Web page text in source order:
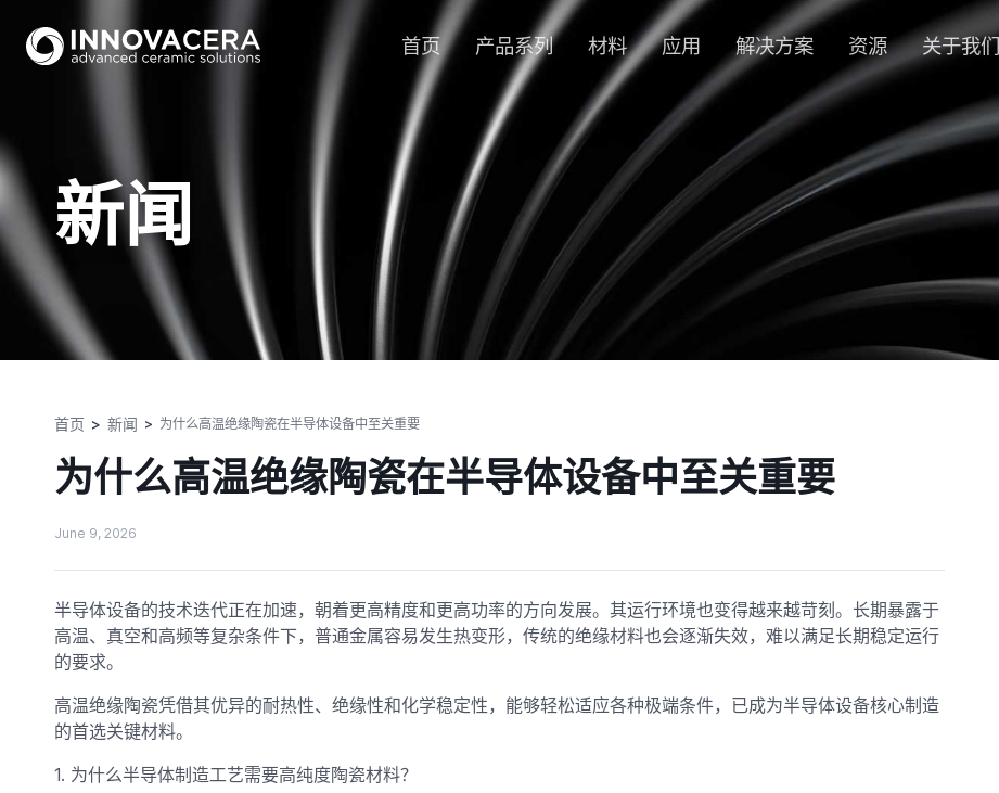
首页 产品系列 材料 应用 解决方案 资源 关于我们
新闻
首页 新闻 为什么高温绝缘陶瓷在半导体设备中至关重要
为什么高温绝缘陶瓷在半导体设备中至关重要
June 9, 2026
半导体设备的技术迭代正在加速，朝着更高精度和更高功率的方向发展。其运行环境也变得越来越苛刻。长期暴露于
高温、真空和高频等复杂条件下，普通金属容易发生热变形，传统的绝缘材料也会逐渐失效，难以满足长期稳定运行
的要求。
高温绝缘陶瓷凭借其优异的耐热性、绝缘性和化学稳定性，能够轻松适应各种极端条件，已成为半导体设备核心制造
的首选关键材料。
1. 为什么半导体制造工艺需要高纯度陶瓷材料？